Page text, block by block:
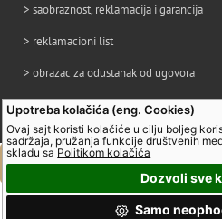
Upotreba kolačića (eng. Cookies)
Ovaj sajt koristi kolačiće u cilju boljeg
sadržaja, pružanja funkcije društvenih
skladu sa Politikom kolačića
Dozvoli sve
Samo
> saobraznost, reklamacija i garancija
> reklamacioni list
> obrazac za odustanak od ugovora
> politika privatnosti
> politika kolačića
© UltraGroup. Sva